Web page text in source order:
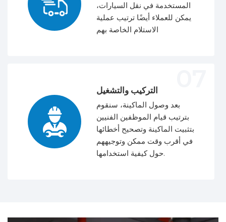
المستخدمة في نقل السيارات،
يمكن للعملاء أيضًا ترتيب عملية
الاستلام الخاصة بهم
التركيب والتشغيل
بعد وصول الماكينة، سنقوم
بترتيب قيام الموظفين الفنيين
بتثبيت الماكينة وتصحيح أخطائها
في أقرب وقت ممكن وتوجيههم
حول كيفية استخدامها.